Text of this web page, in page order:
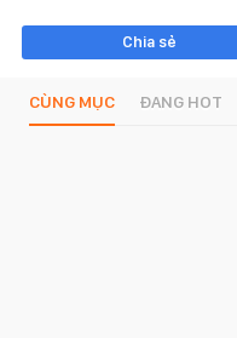
Chia sẻ
CÙNG MỤC ĐANG HOT